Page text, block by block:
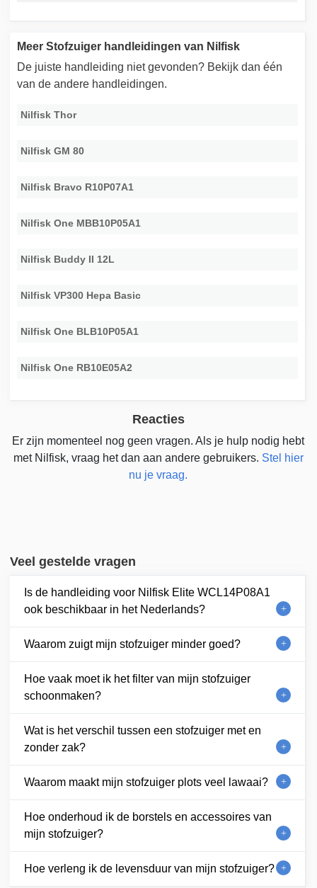
Meer Stofzuiger handleidingen van Nilfisk
De juiste handleiding niet gevonden? Bekijk dan één
van de andere handleidingen.
Nilfisk Thor
Nilfisk GM 80
Nilfisk Bravo R10P07A1
Nilfisk One MBB10P05A1
Nilfisk Buddy II 12L
Nilfisk VP300 Hepa Basic
Nilfisk One BLB10P05A1
Nilfisk One RB10E05A2
Reacties
Er zijn momenteel nog geen vragen. Als je hulp nodig hebt
met Nilfisk, vraag het dan aan andere gebruikers. Stel hier
nu je vraag.
Veel gestelde vragen
Is de handleiding voor Nilfisk Elite WCL14P08A1
ook beschikbaar in het Nederlands?
Waarom zuigt mijn stofzuiger minder goed?
Hoe vaak moet ik het filter van mijn stofzuiger
schoonmaken?
Wat is het verschil tussen een stofzuiger met en
zonder zak?
Waarom maakt mijn stofzuiger plots veel lawaai?
Hoe onderhoud ik de borstels en accessoires van
mijn stofzuiger?
Hoe verleng ik de levensduur van mijn stofzuiger?